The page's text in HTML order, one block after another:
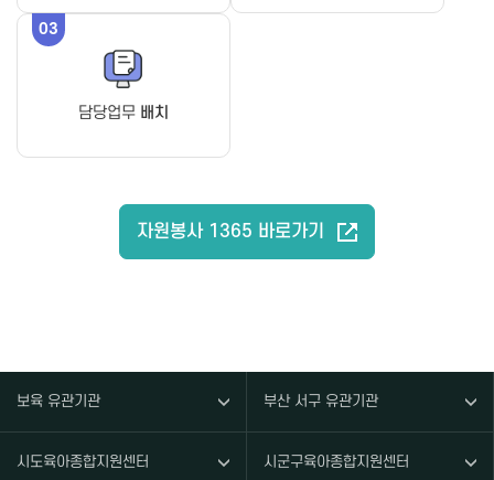
03
담당업무 배치
자원봉사 1365 바로가기
보육 유관기관 부산 서구 유관기관
시도육아종합지원센터 시군구육아종합지원센터